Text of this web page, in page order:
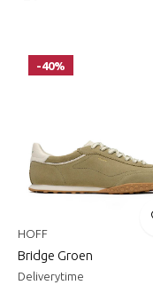
-40%
HOFF
Bridge Groen
Deliverytime